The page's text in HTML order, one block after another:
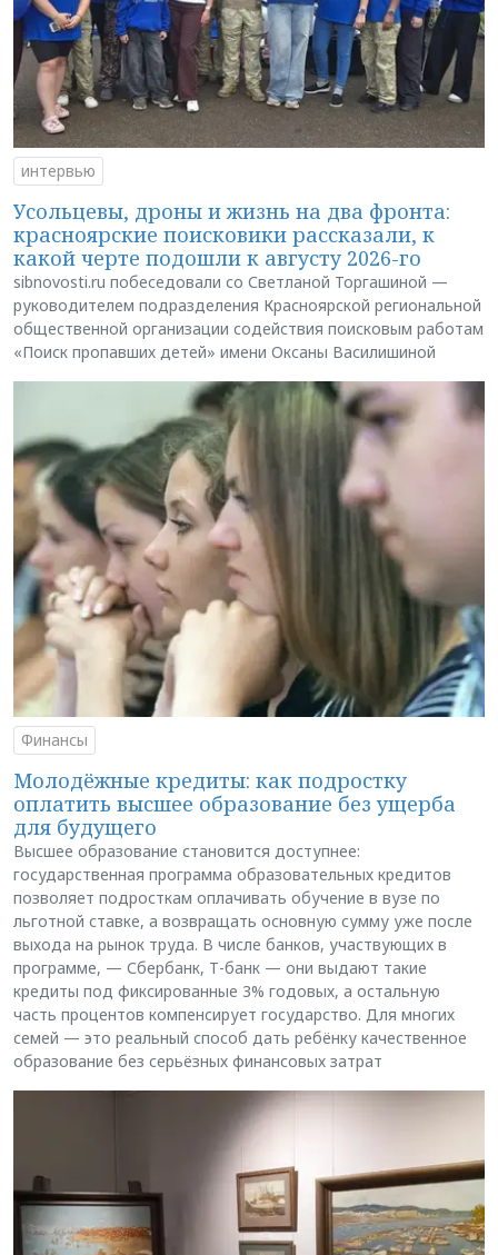
интервью
Усольцевы, дроны и жизнь на два фронта:
красноярские поисковики рассказали, к
какой черте подошли к августу 2026-го
sibnovosti.ru побеседовали со Светланой Торгашиной —
руководителем подразделения Красноярской региональной
общественной организации содействия поисковым работам
«Поиск пропавших детей» имени Оксаны Василишиной
Финансы
Молодёжные кредиты: как подростку
оплатить высшее образование без ущерба
для будущего
Высшее образование становится доступнее:
государственная программа образовательных кредитов
позволяет подросткам оплачивать обучение в вузе по
льготной ставке, а возвращать основную сумму уже после
выхода на рынок труда. В числе банков, участвующих в
программе, — Сбербанк, Т-банк — они выдают такие
кредиты под фиксированные 3% годовых, а остальную
часть процентов компенсирует государство. Для многих
семей — это реальный способ дать ребёнку качественное
образование без серьёзных финансовых затрат